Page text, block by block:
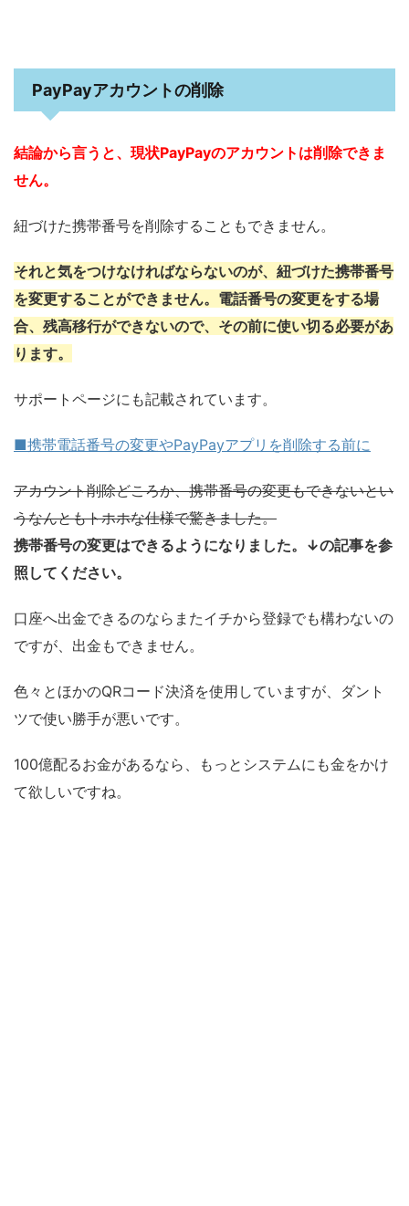
PayPayアカウントの削除
結論から言うと、現状PayPayのアカウントは削除できま
せん。
紐づけた携帯番号を削除することもできません。
それと気をつけなければならないのが、紐づけた携帯番号
を変更することができません。電話番号の変更をする場
合、残高移行ができないので、その前に使い切る必要があ
ります。
サポートページにも記載されています。
■携帯電話番号の変更やPayPayアプリを削除する前に
アカウント削除どころか、携帯番号の変更もできないとい
うなんともトホホな仕様で驚きました。
携帯番号の変更はできるようになりました。↓の記事を参
照してください。
口座へ出金できるのならまたイチから登録でも構わないの
ですが、出金もできません。
色々とほかのQRコード決済を使用していますが、ダント
ツで使い勝手が悪いです。
100億配るお金があるなら、もっとシステムにも金をかけ
て欲しいですね。